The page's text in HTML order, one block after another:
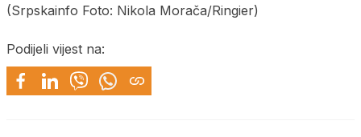
(Srpskainfo Foto: Nikola Morača/Ringier)
Podijeli vijest na: